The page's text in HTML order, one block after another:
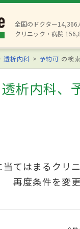
全国のドクター14,366
クリニック・病院
透析内科 予約可 の検
析内科、
当てはまるクリ
再度条件を変